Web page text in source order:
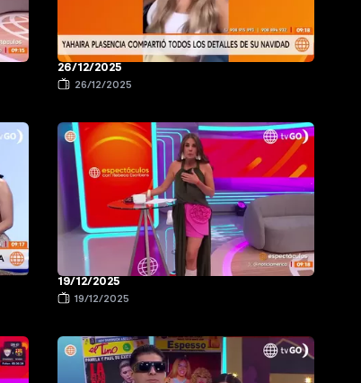
26/12/2025
26/12/2025
19/12/2025
19/12/2025